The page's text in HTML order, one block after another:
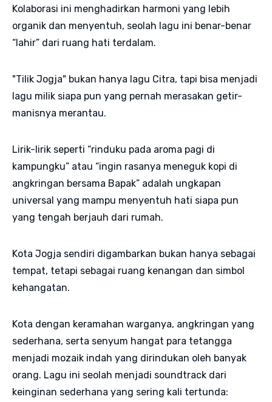
Kolaborasi ini menghadirkan harmoni yang lebih
organik dan menyentuh, seolah lagu ini benar-benar
“lahir” dari ruang hati terdalam.
"Tilik Jogja" bukan hanya lagu Citra, tapi bisa menjadi
lagu milik siapa pun yang pernah merasakan getir-
manisnya merantau.
Lirik-lirik seperti “rinduku pada aroma pagi di
kampungku” atau “ingin rasanya meneguk kopi di
angkringan bersama Bapak” adalah ungkapan
universal yang mampu menyentuh hati siapa pun
yang tengah berjauh dari rumah.
Kota Jogja sendiri digambarkan bukan hanya sebagai
tempat, tetapi sebagai ruang kenangan dan simbol
kehangatan.
Kota dengan keramahan warganya, angkringan yang
sederhana, serta senyum hangat para tetangga
menjadi mozaik indah yang dirindukan oleh banyak
orang. Lagu ini seolah menjadi soundtrack dari
keinginan sederhana yang sering kali tertunda: